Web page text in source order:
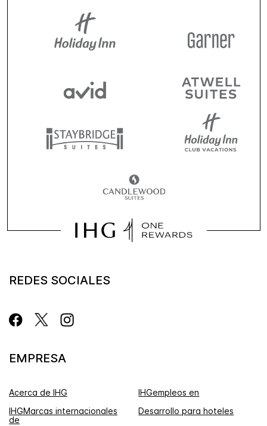
REDES SOCIALES
EMPRESA
Acerca de IHG
IHGempleos en
IHGMarcas internacionales
de
Desarrollo para hoteles